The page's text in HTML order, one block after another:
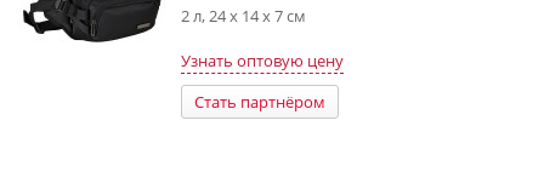
2 л, 24 х 14 х 7 см
Узнать оптовую цену
Стать партнёром